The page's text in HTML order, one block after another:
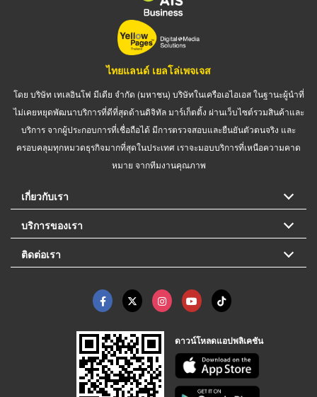
ไทยแลนด์ เยลโล่เพจเจส
โดย บริษัท เทเลอินโฟ มีเดีย จำกัด (มหาชน) บริษัทในเครือเอไอเอส ในฐานะผู้นำที่
ไม่เคยหยุดพัฒนาบริการที่ดีที่สุดด้านดิจิทัล มาร์เก็ตติ้ง ผ่านเว็บไซต์รวมสินค้าและ
บริการ จากผู้ประกอบการที่เชื่อถือได้ มีการตรวจสอบและยืนยันตัวตนจริง และ
ครอบคลุมทุกหมวดธุรกิจมากที่สุดในประเทศ เราจะมอบบริการที่เหนือความคาด
หมาย จากทีมงานคุณภาพ
เกี่ยวกับเรา
บริการของเรา
ติดต่อเรา
ดาวน์โหลดแอปพลิเคชัน